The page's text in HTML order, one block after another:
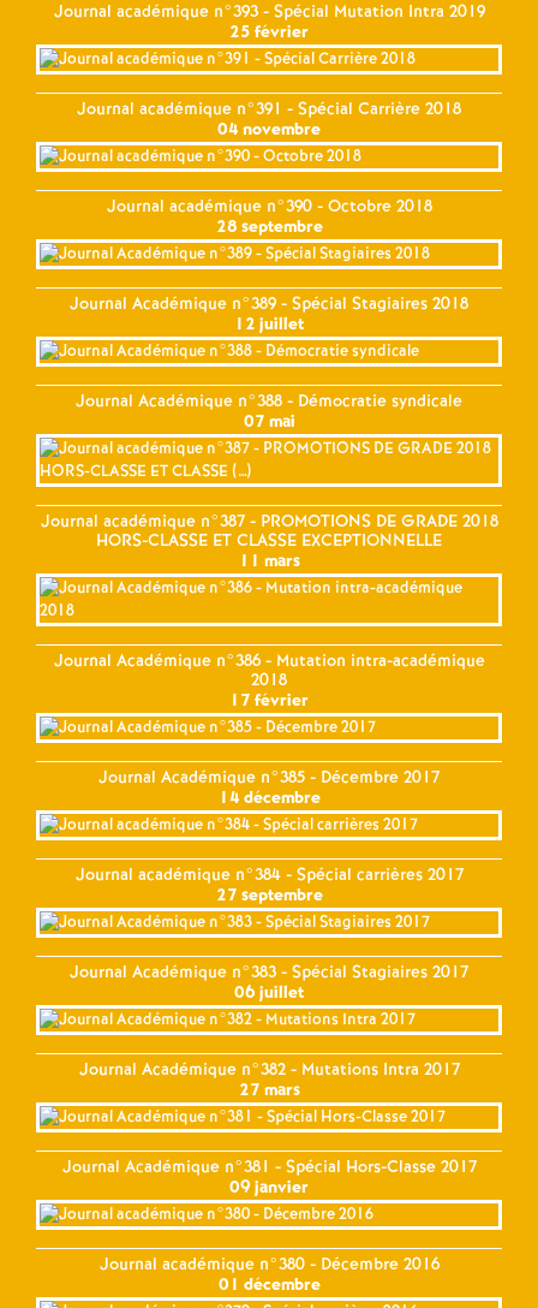
Journal académique n°393 - Spécial Mutation Intra 2019
25 février
Journal académique n°391 - Spécial Carrière 2018
04 novembre
Journal académique n°390 - Octobre 2018
28 septembre
Journal Académique n°389 - Spécial Stagiaires 2018
12 juillet
Journal Académique n°388 - Démocratie syndicale
07 mai
Journal académique n°387 - PROMOTIONS DE GRADE 2018
HORS-CLASSE ET CLASSE EXCEPTIONNELLE
11 mars
Journal Académique n°386 - Mutation intra-académique
2018
17 février
Journal Académique n°385 - Décembre 2017
14 décembre
Journal académique n°384 - Spécial carrières 2017
27 septembre
Journal Académique n°383 - Spécial Stagiaires 2017
06 juillet
Journal Académique n°382 - Mutations Intra 2017
27 mars
Journal Académique n°381 - Spécial Hors-Classe 2017
09 janvier
Journal académique n°380 - Décembre 2016
01 décembre